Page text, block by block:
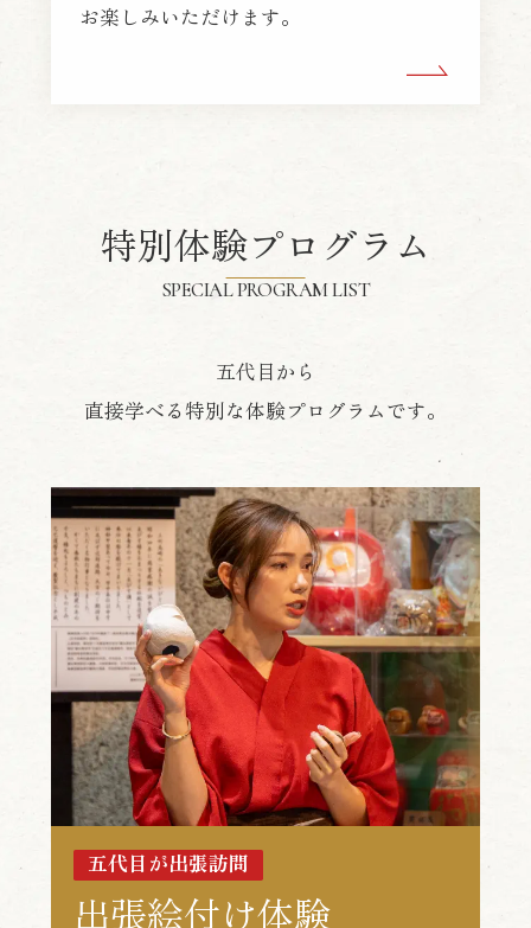
お楽しみいただけます。
特別体験プログラム
SPECIAL PROGRAM LIST
五代目から
直接学べる特別な体験プログラムです。
五代目が出張訪問
出張絵付け体験